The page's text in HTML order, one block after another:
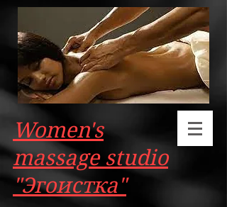
Women's
massage studio
"Эгоистка"